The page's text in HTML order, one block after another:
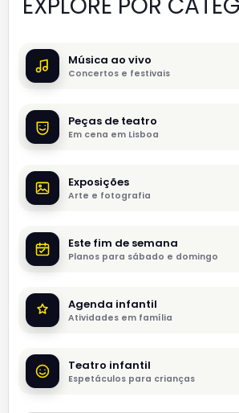
EXPLORE POR
Música ao vivo
Concertos e festivais
Peças de teatro
Em cena em Lisboa
Exposições
Arte e fotografia
Este fim de semana
Planos para sábado e domingo
Agenda infantil
Atividades em família
Teatro infantil
Espetáculos para crianças